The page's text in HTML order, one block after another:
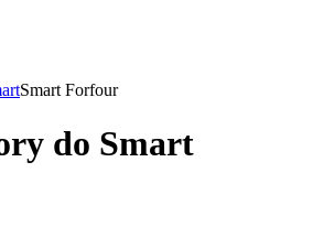
Smart Forfour
do Smart